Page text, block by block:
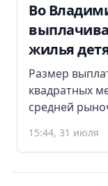
Во
жилья
Размер
квадратных
средней
15:44, 31 июля